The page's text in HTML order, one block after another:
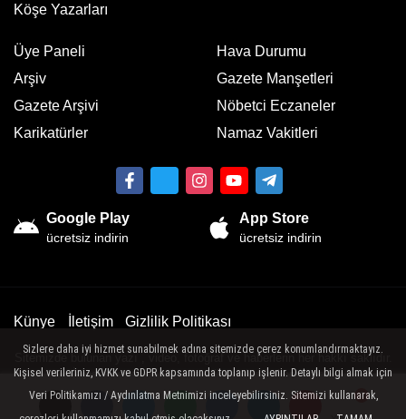
Köşe Yazarları
Üye Paneli
Arşiv
Gazete Arşivi
Karikatürler
Hava Durumu
Gazete Manşetleri
Nöbetci Eczaneler
Namaz Vakitleri
Google Play
ücretsiz indirin
App Store
ücretsiz indirin
Künye İletişim Gizlilik Politikası
Sitemizde bulunan yazı , video, fotoğraf ve haberlerin her hakkı saklıdır.
İzinsiz veya kaynak gösterilemeden kullanılamaz.
Sizlere daha iyi hizmet sunabilmek adına sitemizde çerez konumlandırmaktayız.
Kişisel verileriniz, KVKK ve GDPR kapsamında toplanıp işlenir. Detaylı bilgi almak için
Veri Politikamızı / Aydınlatma Metnimizi inceleyebilirsiniz. Sitemizi kullanarak,